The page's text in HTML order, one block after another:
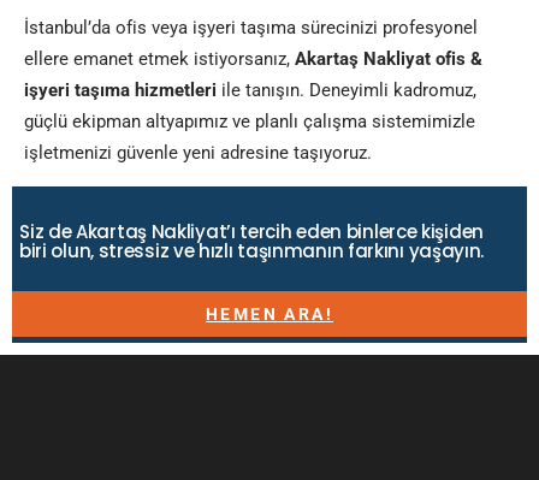
İstanbul’da ofis veya işyeri taşıma sürecinizi profesyonel
ellere emanet etmek istiyorsanız, Akartaş Nakliyat ofis &
işyeri taşıma hizmetleri ile tanışın. Deneyimli kadromuz,
güçlü ekipman altyapımız ve planlı çalışma sistemimizle
işletmenizi güvenle yeni adresine taşıyoruz.
Siz de Akartaş Nakliyat’ı tercih eden binlerce kişiden
biri olun, stressiz ve hızlı taşınmanın farkını yaşayın.
HEMEN ARA!